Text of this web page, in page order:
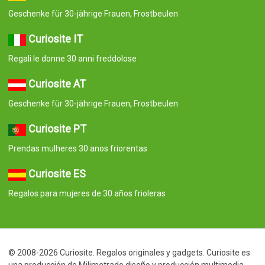
Geschenke für 30-jährige Frauen, Frostbeulen
Curiosite IT
Regali le donne 30 anni freddolose
Curiosite AT
Geschenke für 30-jährige Frauen, Frostbeulen
Curiosite PT
Prendas mulheres 30 anos friorentas
Curiosite ES
Regalos para mujeres de 30 años frioleras
© 2008-2026 Curiosite. Regalos originales y gadgets. Curiosite es